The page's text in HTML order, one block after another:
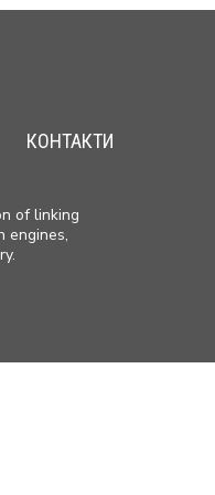
КОНТАКТИ
of linking
engines,